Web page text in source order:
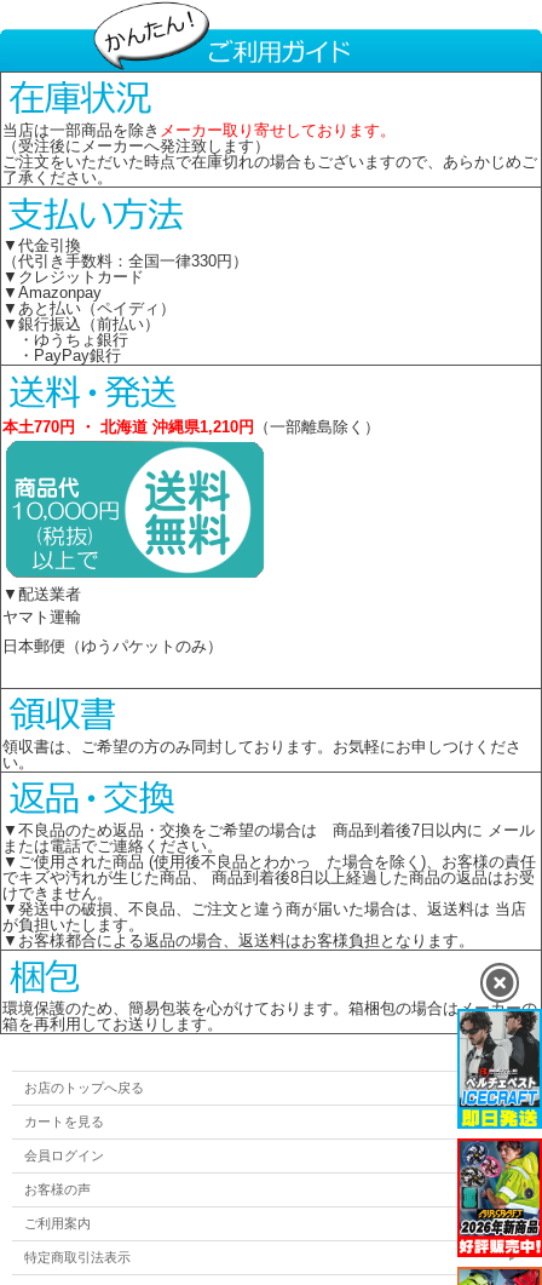
当店は一部商品を除き メーカー取り寄せしております。
（受注後にメーカーへ発注致します）
ご注文をいただいた時点で在庫切れの場合もございますので、あらかじめご
了承ください。
▼代金引換
（代引き手数料：全国一律330円）
▼クレジットカード
▼Amazonpay
▼あと払い（ペイディ）
▼銀行振込（前払い）
・ゆうちょ銀行
・PayPay銀行
本土770円 ・ 北海道 沖縄県1,210円 （一部離島除く）
▼配送業者
ヤマト運輸
日本郵便（ゆうパケットのみ）
領収書は、ご希望の方のみ同封しております。お気軽にお申しつけくださ
い。
▼不良品のため返品・交換をご希望の場合は 商品到着後7日以内に メール
または電話でご連絡ください。
▼ご使用された商品 (使用後不良品とわかっ た場合を除く)、お客様の責任
でキズや汚れが生じた商品、 商品到着後8日以上経過した商品の返品はお受
けできません。
▼発送中の破損、不良品、ご注文と違う商が届いた場合は、返送料は 当店
が負担いたします。
▼お客様都合による返品の場合、返送料はお客様負担となります。
環境保護のため、簡易包装を心がけております。箱梱包の場合はメーカーの
箱を再利用してお送りします。
お店のトップへ戻る
カートを見る
会員ログイン
お客様の声
ご利用案内
特定商取引法表示